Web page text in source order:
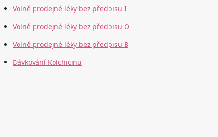
Volně prodejné léky bez předpisu I
Volně prodejné léky bez předpisu O
Volně prodejné léky bez předpisu B
Dávkování Kolchicinu